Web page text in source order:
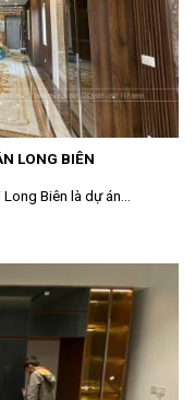
LONG BIÊN
Biên là dự án...